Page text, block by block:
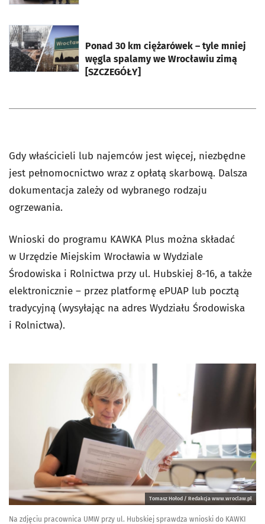
Ponad 30 km ciężarówek – tyle mniej
węgla spalamy we Wrocławiu zimą
[SZCZEGÓŁY]
otworzy się w nowej karcie
Gdy właścicieli lub najemców jest więcej, niezbędne
jest pełnomocnictwo wraz z opłatą skarbową. Dalsza
dokumentacja zależy od wybranego rodzaju
ogrzewania.
Wnioski do programu KAWKA Plus można składać
w Urzędzie Miejskim Wrocławia w Wydziale
Środowiska i Rolnictwa przy ul. Hubskiej 8-16, a także
elektronicznie – przez platformę ePUAP lub pocztą
tradycyjną (wysyłając na adres Wydziału Środowiska
i Rolnictwa).
Tomasz Hołod / Redakcja www.wroclaw.pl
Na zdjęciu pracownica UMW przy ul. Hubskiej sprawdza wnioski do KAWKI